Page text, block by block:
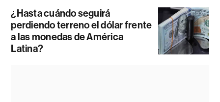
¿Hasta cuándo seguirá
perdiendo terreno el dólar frente
a las monedas de América
Latina?